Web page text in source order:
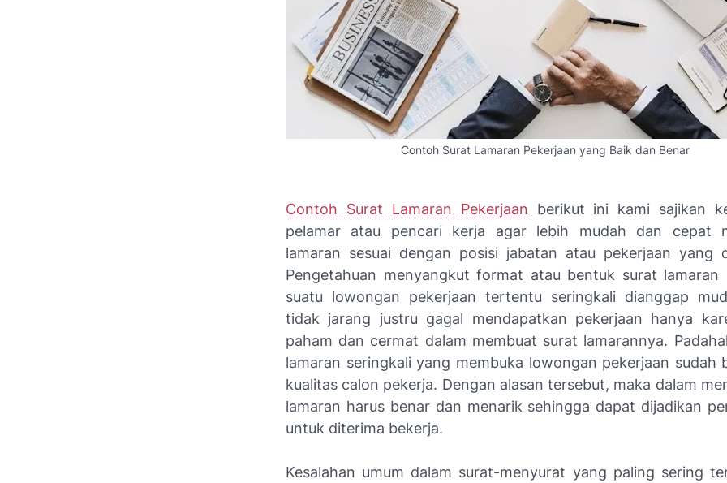
Contoh Surat Lamaran Pekerjaan yang Baik dan Benar
Contoh Surat Lamaran Pekerjaan berikut ini kami sajikan
pelamar atau pencari kerja agar lebih mudah dan cepat
lamaran sesuai dengan posisi jabatan atau pekerjaan yang
Pengetahuan menyangkut format atau bentuk surat lamaran
suatu lowongan pekerjaan tertentu seringkali dianggap
tidak jarang justru gagal mendapatkan pekerjaan hanya
paham dan cermat dalam membuat surat lamarannya.
lamaran seringkali yang membuka lowongan pekerjaan sudah
kualitas calon pekerja. Dengan alasan tersebut, maka dalam
lamaran harus benar dan menarik sehingga dapat dijadikan
untuk diterima bekerja.
Kesalahan umum dalam surat-menyurat yang paling sering